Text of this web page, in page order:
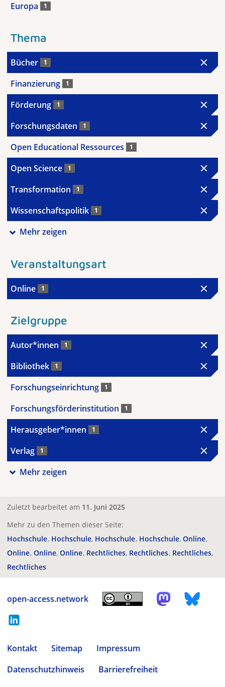
Europa 1
Thema
Bücher 1
Finanzierung 1
Förderung 1
Forschungsdaten 1
Open Educational Ressources 1
Open Science 1
Transformation 1
Wissenschaftspolitik 1
Mehr zeigen
Veranstaltungsart
Online 1
Zielgruppe
Autor*innen 1
Bibliothek 1
Forschungseinrichtung 1
Forschungsförderinstitution 1
Herausgeber*innen 1
Verlag 1
Mehr zeigen
Zuletzt bearbeitet am 11. Juni 2025
Mehr zu den Themen dieser Seite:
Hochschule Hochschule Hochschule Hochschule Online
Online Online Online Rechtliches Rechtliches Rechtliches
Rechtliches
open-access.network
Kontakt Sitemap
Impressum
Datenschutzhinweis
Barrierefreiheit